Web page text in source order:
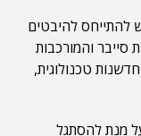
להתייחס להיבטים
והמורכבות
טכנולוגית,
מנת להסתגל